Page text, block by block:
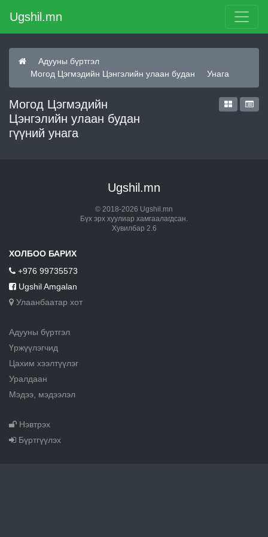
Ugshil.mn
Адууны бүртгэл
Могод Цэгмэдийн Цэнгэлийн улаан будан
Унага
Могод Цэгмэдийн
Цэнгэлийн улаан будан
гүүний унага
Ugshil.mn
© 2018-2026 Ugshil.mn
Бүх эрх хуулиар хамгаалагдсан.
Хувилбар 2.6
ХОЛБОО БАРИХ
+976 99735573
Ugshil Amgalan
Улаанбаатар хот
Адууны бүртгэл
Үржүүлэгчид
Цахим хээлтүүлэг
Уралдаан
Мэдээ, мэдээлэл
Нэвтрэх
Бүртгүүлэх